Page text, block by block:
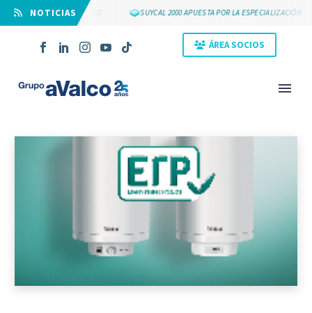
⠀NOTICIAS
25 AÑOS DE GRUPO AVALCO SUYCAL 2000 APUESTA POR LA ESPECIALIZACIÓN
ÁREA SOCIOS